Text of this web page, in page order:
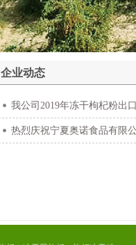
企业动态
我公司2019年冻干枸杞粉出
热烈庆祝宁夏奥诺食品有限